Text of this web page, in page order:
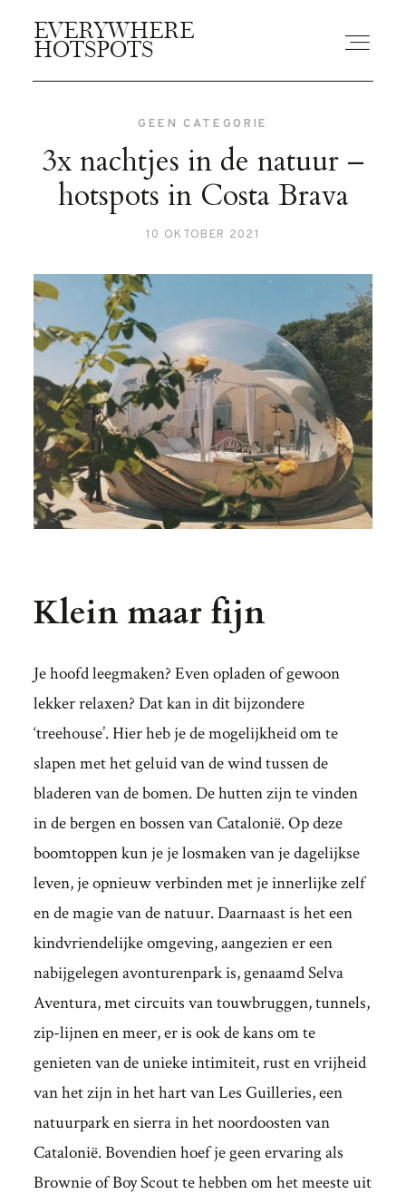
EVERYWHERE
HOTSPOTS
EVERYWHERE
HOTSPOTS
GUIDES
ABOUT US
CONTACT
GEEN CATEGORIE
3x nachtjes in de natuur –
hotspots in Costa Brava
10 OKTOBER 2021
Klein maar fijn
Je hoofd leegmaken? Even opladen of gewoon
lekker relaxen? Dat kan in dit bijzondere
‘treehouse’. Hier heb je de mogelijkheid om te
slapen met het geluid van de wind tussen de
bladeren van de bomen. De hutten zijn te vinden
in de bergen en bossen van Catalonië. Op deze
boomtoppen kun je je losmaken van je dagelijkse
leven, je opnieuw verbinden met je innerlijke zelf
en de magie van de natuur. Daarnaast is het een
kindvriendelijke omgeving, aangezien er een
nabijgelegen avonturenpark is, genaamd Selva
Aventura, met circuits van touwbruggen, tunnels,
zip-lijnen en meer, er is ook de kans om te
genieten van de unieke intimiteit, rust en vrijheid
van het zijn in het hart van Les Guilleries, een
natuurpark en sierra in het noordoosten van
Catalonië. Bovendien hoef je geen ervaring als
Brownie of Boy Scout te hebben om het meeste uit